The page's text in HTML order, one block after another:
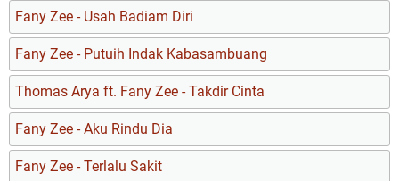
Fany Zee - Usah Badiam Diri
Fany Zee - Putuih Indak Kabasambuang
Thomas Arya ft. Fany Zee - Takdir Cinta
Fany Zee - Aku Rindu Dia
Fany Zee - Terlalu Sakit